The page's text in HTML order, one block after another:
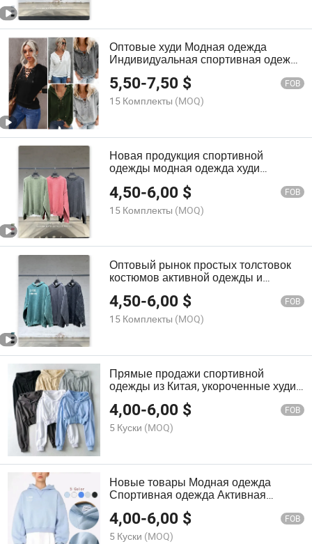
Оптовые худи Модная одежда
Индивидуальная спортивная одежда
Женская одежда Повседневная
рубашка Спортивные худи
5,50-7,50 $ FOB
15 Комплекты (MOQ)
Новая продукция спортивной
одежды модная одежда худи
4,50-6,00 $ FOB
15 Комплекты (MOQ)
Оптовый рынок простых толстовок
костюмов активной одежды и
спортивной одежды для мужчин
4,50-6,00 $ FOB
15 Комплекты (MOQ)
Прямые продажи спортивной
одежды из Китая, укороченные худи
для тренажерного зала
4,00-6,00 $ FOB
5 Куски (MOQ)
Новые товары Модная одежда
Спортивная одежда Активная
одежда Спортивная форма Одежда
для тренажерного зала Толстовки
4,00-6,00 $ FOB
5 Куски (MOQ)